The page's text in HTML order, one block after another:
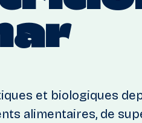
et biologiques
alimentaires, de